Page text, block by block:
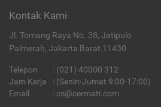
Kontak Kami
Jl. Tomang Raya No. 38, Jatipulo
Palmerah, Jakarta Barat 11430
Telepon : (021) 40000 312
Jam Kerja
: (Senin-Jumat 9:00-17:00)
Email
: cs@cermati.com